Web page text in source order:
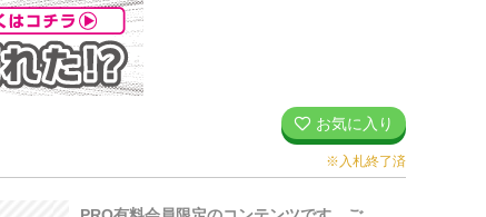
お気に入り
※入札終了済